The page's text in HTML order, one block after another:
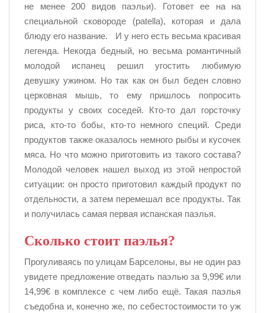
не менее 200 видов паэльи). Готовет ее на на
специальной сковороде (patella), которая и дала
блюду его название. И у него есть весьма красивая
легенда. Некогда бедный, но весьма романтичный
молодой испанец решил угостить любимую
девушку ужином. Но так как он был беден словно
церковная мышь, то ему пришлось попросить
продукты у своих соседей. Кто-то дал горсточку
риса, кто-то бобы, кто-то немного специй. Среди
продуктов также оказалось немного рыбы и кусочек
мяса. Но что можно приготовить из такого состава?
Молодой человек нашел выход из этой непростой
ситуации: он просто приготовил каждый продукт по
отдельности, а затем перемешал все продукты. Так
и получилась самая первая испанская паэлья.
Сколько стоит паэлья?
Прогуливаясь по улицам Барселоны, вы не один раз
увидете предложение отведать паэлью за 9,99€ или
14,99€ в комплексе с чем либо ещё. Такая паэлья
съедобна и, конечно же, по себестостоимости то уж